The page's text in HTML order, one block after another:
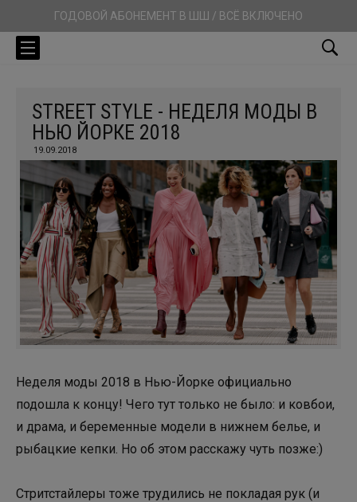
ГОДОВОЙ АБОНЕМЕНТ В ШШ / ВСЁ ВКЛЮЧЕНО
STREET STYLE - НЕДЕЛЯ МОДЫ В
НЬЮ ЙОРКЕ 2018
19.09.2018
Неделя моды 2018 в Нью-Йорке официально
подошла к концу! Чего тут только не было: и ковбои,
и драма, и беременные модели в нижнем белье, и
рыбацкие кепки. Но об этом расскажу чуть позже:)
Стритстайлеры тоже трудились не покладая рук (и